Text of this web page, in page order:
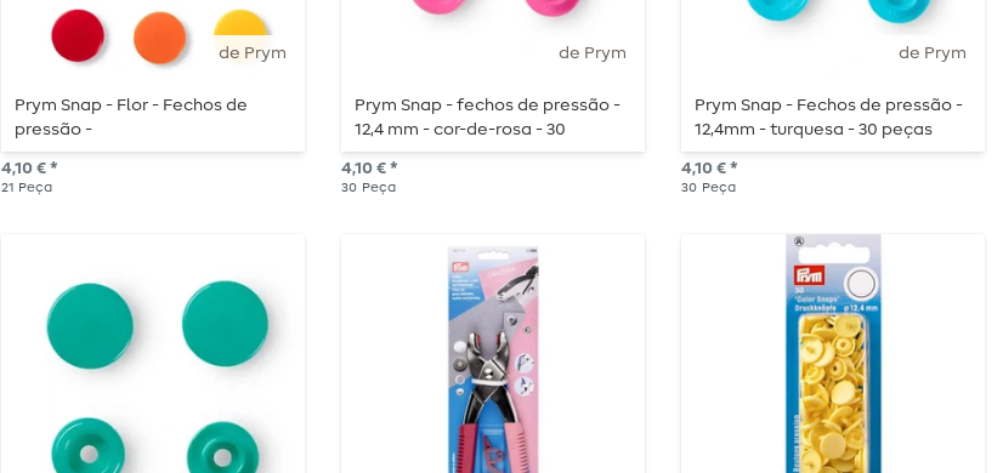
de Prym
Prym Snap - Flor - Fechos de
pressão -
amarelo/vermelho/laranja - 21
peças
4,10 € *
21 Peça
de Prym
Prym Snap - fechos de pressão -
12,4 mm - cor-de-rosa - 30
unidades
4,10 € *
30 Peça
de Prym
Prym Snap - Fechos de pressão -
12,4mm - turquesa - 30 peças
4,10 € *
30 Peça